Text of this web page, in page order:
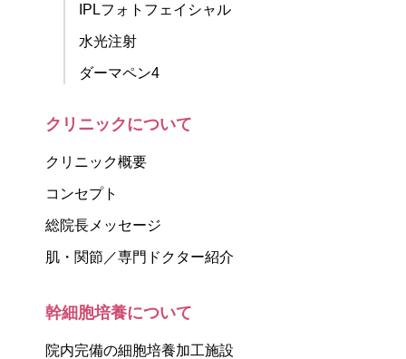
IPLフォトフェイシャル
水光注射
ダーマペン4
クリニックについて
クリニック概要
コンセプト
総院長メッセージ
肌・関節／専門ドクター紹介
幹細胞培養について
院内完備の細胞培養加工施設